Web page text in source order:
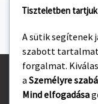
Navigálás
jelen bejegyzés
BAJNOKI NŐI
Kezdőlap
Tiszteletben tartjuk
A sütik segítenek
szabott
forgalmat.
a Személyre
Mind elfogadása